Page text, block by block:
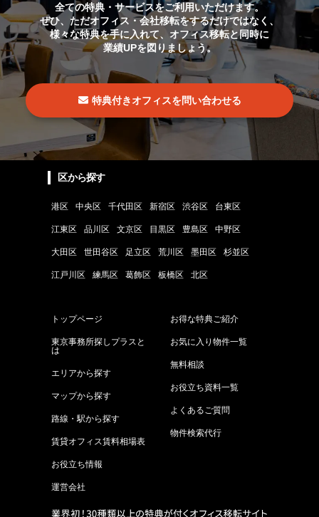
全ての特典・サービスをご利用いただけます。
ぜひ、ただオフィス・会社移転をするだけではなく、
様々な特典を手に入れて、オフィス移転と同時に
業績UPを図りましょう。
特典付きオフィスを問い合わせる
区から探す
港区 中央区 千代田区 新宿区 渋谷区 台東区
江東区 品川区 文京区 目黒区 豊島区 中野区
大田区 世田谷区 足立区 荒川区 墨田区 杉並区
江戸川区 練馬区 葛飾区 板橋区 北区
トップページ
東京事務所探しプラスと
は
エリアから探す
マップから探す
路線・駅から探す
賃貸オフィス賃料相場表
お得な特典ご紹介
お気に入り物件一覧
無料相談
お役立ち資料一覧
よくあるご質問
物件検索代行
お役立ち情報
運営会社